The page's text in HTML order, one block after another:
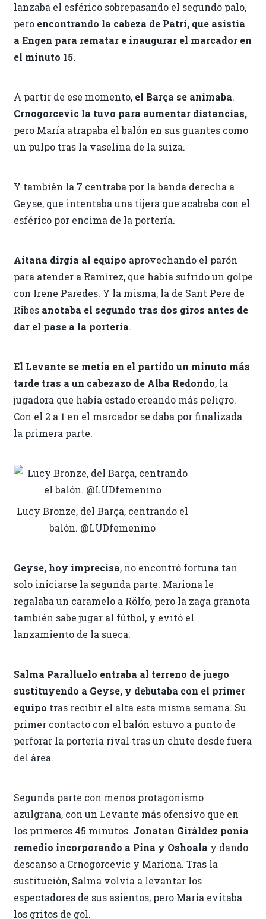
lanzaba el esférico sobrepasando el segundo palo,
pero encontrando la cabeza de Patri, que asistía
a Engen para rematar e inaugurar el marcador en
el minuto 15.
A partir de ese momento, el Barça se animaba.
Crnogorcevic la tuvo para aumentar distancias,
pero María atrapaba el balón en sus guantes como
un pulpo tras la vaselina de la suiza.
Y también la 7 centraba por la banda derecha a
Geyse, que intentaba una tijera que acababa con el
esférico por encima de la portería.
Aitana dirgía al equipo aprovechando el parón
para atender a Ramírez, que había sufrido un golpe
con Irene Paredes. Y la misma, la de Sant Pere de
Ribes anotaba el segundo tras dos giros antes de
dar el pase a la portería.
El Levante se metía en el partido un minuto más
tarde tras a un cabezazo de Alba Redondo, la
jugadora que había estado creando más peligro.
Con el 2 a 1 en el marcador se daba por finalizada
la primera parte.
Lucy Bronze, del Barça, centrando el
balón. @LUDfemenino
Geyse, hoy imprecisa, no encontró fortuna tan
solo iniciarse la segunda parte. Mariona le
regalaba un caramelo a Rölfo, pero la zaga granota
también sabe jugar al fútbol, y evitó el
lanzamiento de la sueca.
Salma Paralluelo entraba al terreno de juego
sustituyendo a Geyse, y debutaba con el primer
equipo tras recibir el alta esta misma semana. Su
primer contacto con el balón estuvo a punto de
perforar la portería rival tras un chute desde fuera
del área.
Segunda parte con menos protagonismo
azulgrana, con un Levante más ofensivo que en
los primeros 45 minutos. Jonatan Giráldez ponía
remedio incorporando a Pina y Oshoala y dando
descanso a Crnogorcevic y Mariona. Tras la
sustitución, Salma volvía a levantar los
espectadores de sus asientos, pero María evitaba
los gritos de gol.